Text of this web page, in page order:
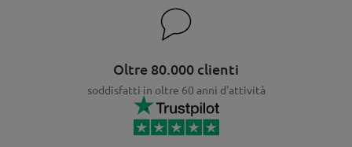
Oltre 80.000 clienti
soddisfatti in oltre 60 anni d'attività